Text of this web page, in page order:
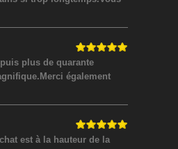
plus de quarante
également
est à la hauteur de la